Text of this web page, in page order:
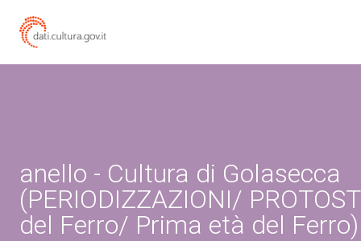
anello - Cultura di Golasecca
(PERIODIZZAZIONI/
del Ferro/ Prima età del Ferro)